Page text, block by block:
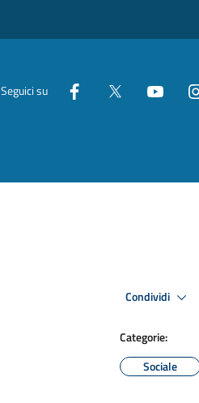
Seguici su
Condividi
Categorie:
Sociale